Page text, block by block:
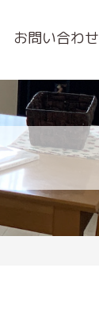
お問い合わせ